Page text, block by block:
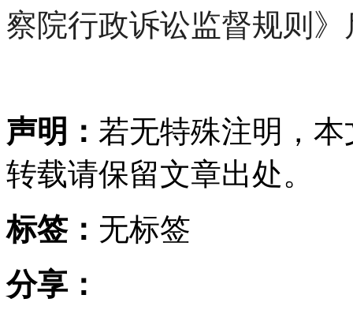
察院行政诉讼监督规则
声明： 若无特殊注明，
转载请保留文章出处。
标签： 无标签
分享：